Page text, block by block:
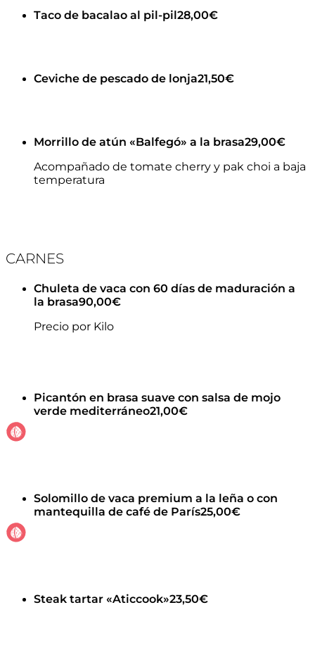
Taco de bacalao al pil-pil28,00€
Ceviche de pescado de lonja21,50€
Morrillo de atún «Balfegó» a la brasa29,00€
Acompañado de tomate cherry y pak choi a baja
temperatura
CARNES
Chuleta de vaca con 60 días de maduración a
la brasa90,00€
Precio por Kilo
Picantón en brasa suave con salsa de mojo
verde mediterráneo21,00€
Solomillo de vaca premium a la leña o con
mantequilla de café de París25,00€
Steak tartar «Aticcook»23,50€